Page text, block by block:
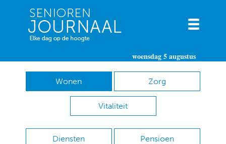
woensdag 5 augustus
Wonen Zorg
Vitaliteit
Diensten Pensioen